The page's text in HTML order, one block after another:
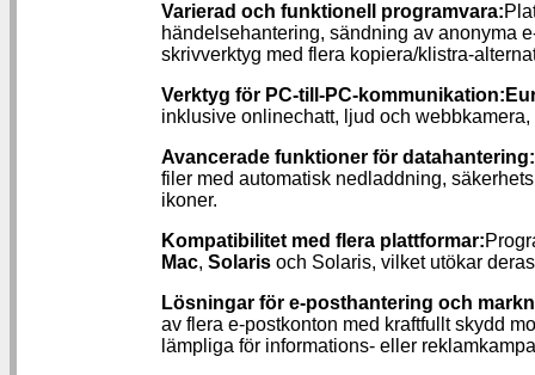
Varierad och funktionell programvara:
händelsehantering, sändning av anonyma
skrivverktyg med flera kopiera/klistra-
Verktyg för PC-till-PC-kommunikation:
inklusive onlinechatt, ljud och
Avancerade funktioner för datahantering:
filer med automatisk nedladdning,
ikoner.
Kompatibilitet med flera plattformar:
Mac, Solaris och Solaris, vilket utökar
Lösningar för e-posthantering och
av flera e-postkonton med kraftfullt skydd
lämpliga för informations- eller